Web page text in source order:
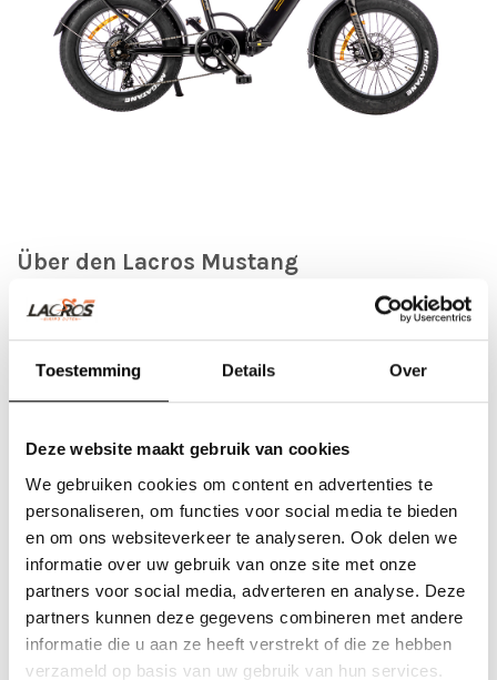
Toestemming Details Over
Deze website maakt gebruik van cookies
We gebruiken cookies om content en advertenties te
personaliseren, om functies voor social media te bieden
en om ons websiteverkeer te analyseren. Ook delen we
informatie over uw gebruik van onze site met onze
partners voor social media, adverteren en analyse. Deze
partners kunnen deze gegevens combineren met andere
informatie die u aan ze heeft verstrekt of die ze hebben
verzameld op basis van uw gebruik van hun services.
Über den Lacros Mustang
Die elektrischen Falträder Lacros Mustang sind mit einem Bafang-
Hinterradmotor erhältlich. Mit seinem leistungsstarken Motor sind
Steigungen. Das Fahrrad verfügt außerdem über 7 Shimano-Gänge
und 9 Stützpositionen.
Was dieses elektrische Fatbike einzigartig macht, ist, dass es faltbar
ist. So können Sie es zusammenklappen und in Ihrem Wohnmobil
oder im Kofferraum des Autos verstauen. Besuchen Sie unseren